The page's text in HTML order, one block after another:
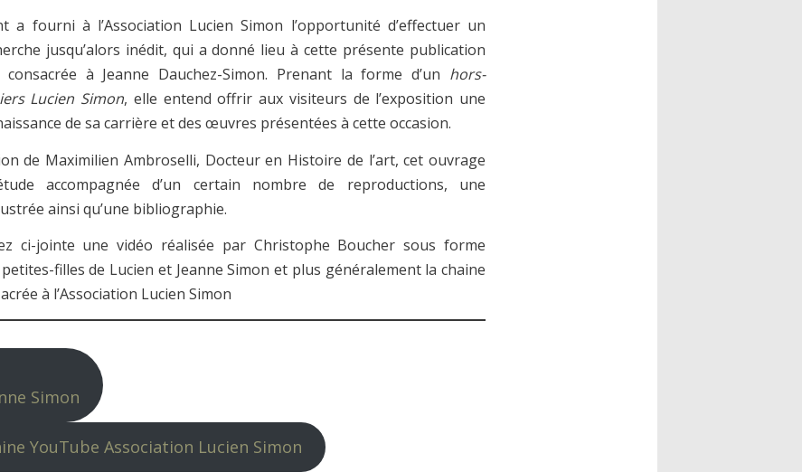
a fourni à l’Association Lucien Simon l’opportunité d’effectuer un
jusqu’alors inédit, qui a donné lieu à cette présente publication
consacrée à Jeanne Dauchez-Simon. Prenant la forme d’un hors-
Lucien Simon, elle entend offrir aux visiteurs de l’exposition une
de sa carrière et des œuvres présentées à cette occasion.
de Maximilien Ambroselli, Docteur en Histoire de l’art, cet ouvrage
accompagnée d’un certain nombre de reproductions, une
ainsi qu’une bibliographie.
ci-jointe une vidéo réalisée par Christophe Boucher sous forme
filles de Lucien et Jeanne Simon et plus généralement la chaine
à l’Association Lucien Simon
Simon
YouTube Association Lucien Simon